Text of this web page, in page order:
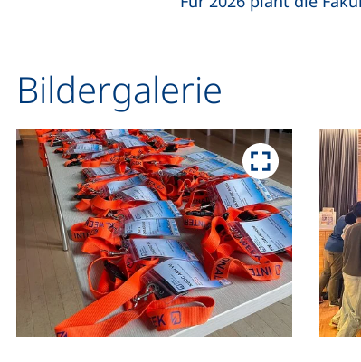
Bildergalerie